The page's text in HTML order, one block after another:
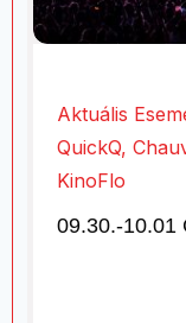
Aktuális
QuickQ,
KinoFlo
09.30.-10.01